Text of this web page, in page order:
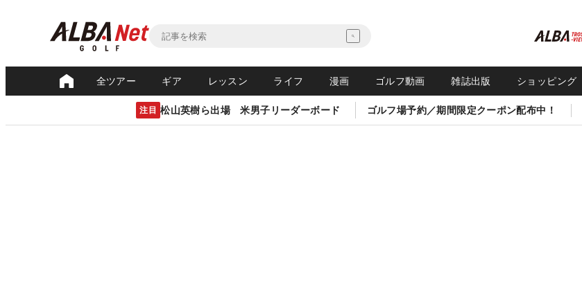
全ツアー ギア レッスン ライフ 漫画 ゴルフ動画 雑誌出版 ショッピング
注目 松山英樹ら出場 米男子リーダーボード ゴルフ場予約／期間限定クーポン配布中！